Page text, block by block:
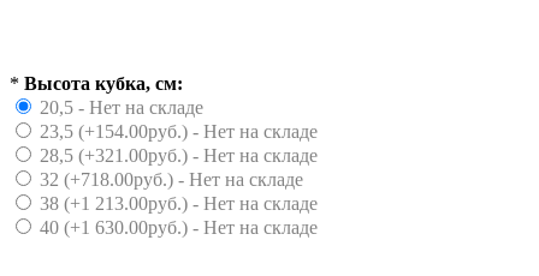
* Высота кубка, см:
20,5 - Нет на складе
23,5 (+154.00руб.) - Нет на складе
28,5 (+321.00руб.) - Нет на складе
32 (+718.00руб.) - Нет на складе
38 (+1 213.00руб.) - Нет на складе
40 (+1 630.00руб.) - Нет на складе